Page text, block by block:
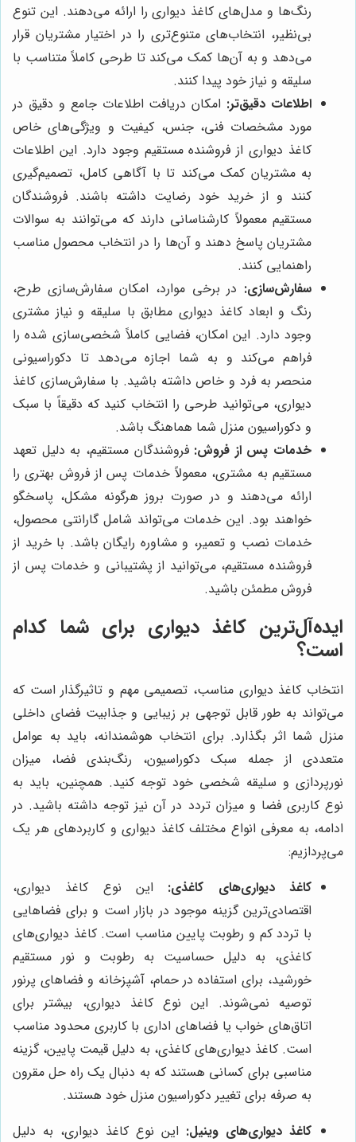
رنگ‌ها و مدل‌های کاغذ دیواری را ارائه می‌دهند. این تنوع
بی‌نظیر، انتخاب‌های متنوع‌تری را در اختیار مشتریان قرار
می‌دهد و به آن‌ها کمک می‌کند تا طرحی کاملاً متناسب با
سلیقه و نیاز خود پیدا کنند.
اطلاعات دقیق‌تر: امکان دریافت اطلاعات جامع و دقیق در
مورد مشخصات فنی، جنس، کیفیت و ویژگی‌های خاص
کاغذ دیواری از فروشنده مستقیم وجود دارد. این اطلاعات
به مشتریان کمک می‌کند تا با آگاهی کامل، تصمیم‌گیری
کنند و از خرید خود رضایت داشته باشند. فروشندگان
مستقیم معمولاً کارشناسانی دارند که می‌توانند به سوالات
مشتریان پاسخ دهند و آن‌ها را در انتخاب محصول مناسب
راهنمایی کنند.
سفارش‌سازی: در برخی موارد، امکان سفارش‌سازی طرح،
رنگ و ابعاد کاغذ دیواری مطابق با سلیقه و نیاز مشتری
وجود دارد. این امکان، فضایی کاملاً شخصی‌سازی شده را
فراهم می‌کند و به شما اجازه می‌دهد تا دکوراسیونی
منحصر به فرد و خاص داشته باشید. با سفارش‌سازی کاغذ
دیواری، می‌توانید طرحی را انتخاب کنید که دقیقاً با سبک
و دکوراسیون منزل شما هماهنگ باشد.
خدمات پس از فروش: فروشندگان مستقیم، به دلیل تعهد
مستقیم به مشتری، معمولاً خدمات پس از فروش بهتری را
ارائه می‌دهند و در صورت بروز هرگونه مشکل، پاسخگو
خواهند بود. این خدمات می‌تواند شامل گارانتی محصول،
خدمات نصب و تعمیر، و مشاوره رایگان باشد. با خرید از
فروشنده مستقیم، می‌توانید از پشتیبانی و خدمات پس از
فروش مطمئن باشید.
ایده‌آل‌ترین کاغذ دیواری برای شما کدام
است؟
انتخاب کاغذ دیواری مناسب، تصمیمی مهم و تاثیرگذار است که
می‌تواند به طور قابل توجهی بر زیبایی و جذابیت فضای داخلی
منزل شما اثر بگذارد. برای انتخاب هوشمندانه، باید به عوامل
متعددی از جمله سبک دکوراسیون، رنگ‌بندی فضا، میزان
نورپردازی و سلیقه شخصی خود توجه کنید. همچنین، باید به
نوع کاربری فضا و میزان تردد در آن نیز توجه داشته باشید. در
ادامه، به معرفی انواع مختلف کاغذ دیواری و کاربردهای هر یک
می‌پردازیم:
کاغذ دیواری‌های کاغذی: این نوع کاغذ دیواری،
اقتصادی‌ترین گزینه موجود در بازار است و برای فضاهایی
با تردد کم و رطوبت پایین مناسب است. کاغذ دیواری‌های
کاغذی، به دلیل حساسیت به رطوبت و نور مستقیم
خورشید، برای استفاده در حمام، آشپزخانه و فضاهای پرنور
توصیه نمی‌شوند. این نوع کاغذ دیواری، بیشتر برای
اتاق‌های خواب یا فضاهای اداری با کاربری محدود مناسب
است. کاغذ دیواری‌های کاغذی، به دلیل قیمت پایین، گزینه
مناسبی برای کسانی هستند که به دنبال یک راه حل مقرون
به صرفه برای تغییر دکوراسیون منزل خود هستند.
کاغذ دیواری‌های وینیل: این نوع کاغذ دیواری، به دلیل